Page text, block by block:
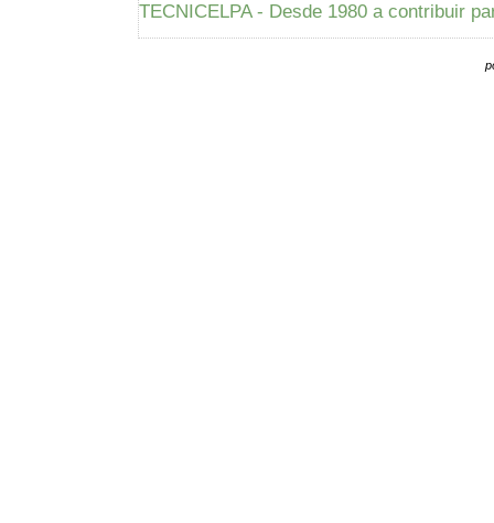
TECNICELPA - Desde 1980 a contribuir